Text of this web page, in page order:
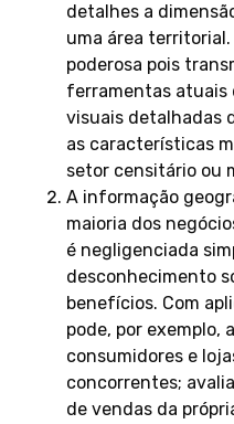
detalhes a
uma área territorial.
poderosa pois
ferramentas atuais
visuais detalhadas
as características
setor censitário ou
A informação
maioria dos
é negligenciada
desconhecimento
benefícios. Com
pode, por exemplo,
consumidores e
concorrentes;
de vendas da